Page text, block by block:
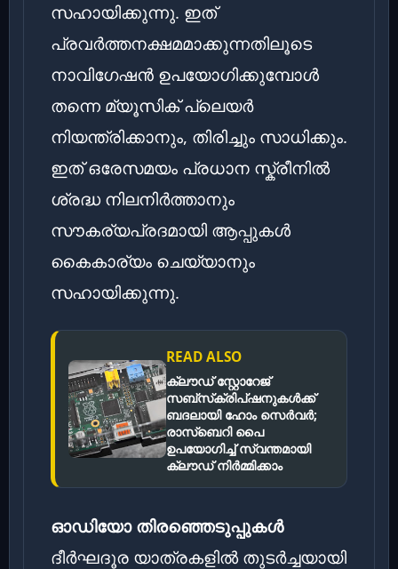
സഹായിക്കുന്നു. ഇത്
പ്രവർത്തനക്ഷമമാക്കുന്നതിലൂടെ
നാവിഗേഷൻ ഉപയോഗിക്കുമ്പോൾ
തന്നെ മ്യൂസിക് പ്ലെയർ
നിയന്ത്രിക്കാനും, തിരിച്ചും സാധിക്കും.
ഇത് ഒരേസമയം പ്രധാന സ്ക്രീനിൽ
ശ്രദ്ധ നിലനിർത്താനും
സൗകര്യപ്രദമായി ആപ്പുകൾ
കൈകാര്യം ചെയ്യാനും
സഹായിക്കുന്നു.
READ ALSO
ക്ലൗഡ് സ്റ്റോറേജ്
സബ്‌സ്‌ക്രിപ്‌ഷനുകൾക്ക്
ബദലായി ഹോം സെർവർ;
രാസ്‌ബെറി പൈ
ഉപയോഗിച്ച് സ്വന്തമായി
ക്ലൗഡ് നിർമ്മിക്കാം
ഓഡിയോ തിരഞ്ഞെടുപ്പുകൾ
ദീർഘദൂര യാത്രകളിൽ തുടർച്ചയായി